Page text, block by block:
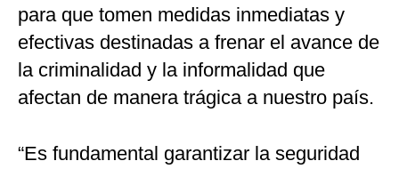
para que tomen medidas inmediatas y
efectivas destinadas a frenar el avance de
la criminalidad y la informalidad que
afectan de manera trágica a nuestro país.
“Es fundamental garantizar la seguridad